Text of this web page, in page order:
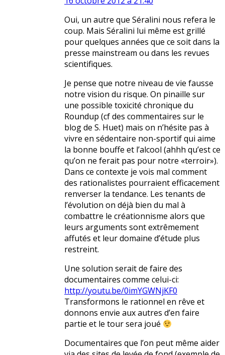
Oui, un autre que Séralini nous refera le
coup. Mais Séralini lui même est grillé
pour quelques années que ce soit dans la
presse mainstream ou dans les revues
scientifiques.
Je pense que notre niveau de vie fausse
notre vision du risque. On pinaille sur
une possible toxicité chronique du
Roundup (cf des commentaires sur le
blog de S. Huet) mais on n’hésite pas à
vivre en sédentaire non-sportif qui aime
la bonne bouffe et l’alcool (ahhh qu’est ce
qu’on ne ferait pas pour notre «terroir»).
Dans ce contexte je vois mal comment
des rationalistes pourraient efficacement
renverser la tendance. Les tenants de
l’évolution on déjà bien du mal à
combattre le créationnisme alors que
leurs arguments sont extrêmement
affutés et leur domaine d’étude plus
restreint.
Une solution serait de faire des
documentaires comme celui-ci:
http://youtu.be/0imYGWNjKF0
Transformons le rationnel en rêve et
donnons envie aux autres d’en faire
partie et le tour sera joué
Documentaires que l’on peut même aider